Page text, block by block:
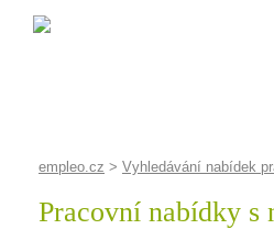
empleo.cz > Vyhledávání nabídek
Pracovní nabídky s